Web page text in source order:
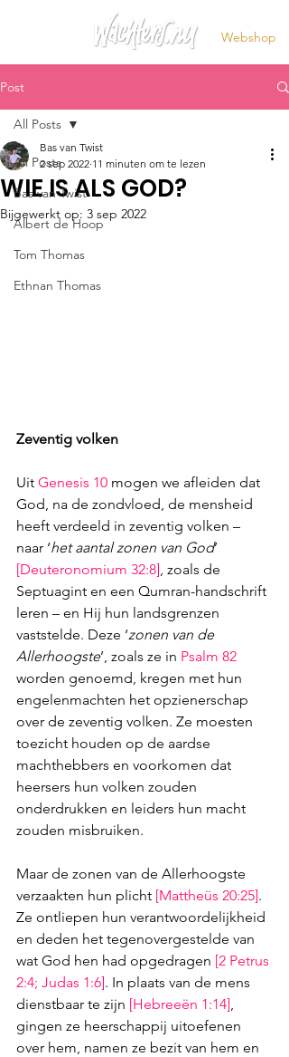
Webshop
Post
All Posts
Bas van Twist
Albert de Hoop
Tom Thomas
Ethnan Thomas
All Posts
WIE IS ALS GOD?
Bas van Twist
2 sep 2022 11 minuten om te lezen
Bijgewerkt op: 3 sep 2022
Zeventig volken
Uit Genesis 10 mogen we afleiden dat
God, na de zondvloed, de mensheid
heeft verdeeld in zeventig volken –
naar ‘het aantal zonen van God’
[Deuteronomium 32:8] , zoals de
Septuagint en een Qumran-handschrift
leren – en Hij hun landsgrenzen
vaststelde. Deze ‘zonen van de
Allerhoogste’, zoals ze in Psalm 82
worden genoemd, kregen met hun
engelenmachten het opzienerschap
over de zeventig volken. Ze moesten
toezicht houden op de aardse
machthebbers en voorkomen dat
heersers hun volken zouden
onderdrukken en leiders hun macht
zouden misbruiken.
Maar de zonen van de Allerhoogste
verzaakten hun plicht [Mattheüs 20:25].
Ze ontliepen hun verantwoordelijkheid
en deden het tegenovergestelde van
wat God hen had opgedragen [2 Petrus
2:4; Judas 1:6]. In plaats van de mens
dienstbaar te zijn [Hebreeën 1:14]
gingen ze heerschappij uitoefenen
over hem, namen ze bezit van hem en